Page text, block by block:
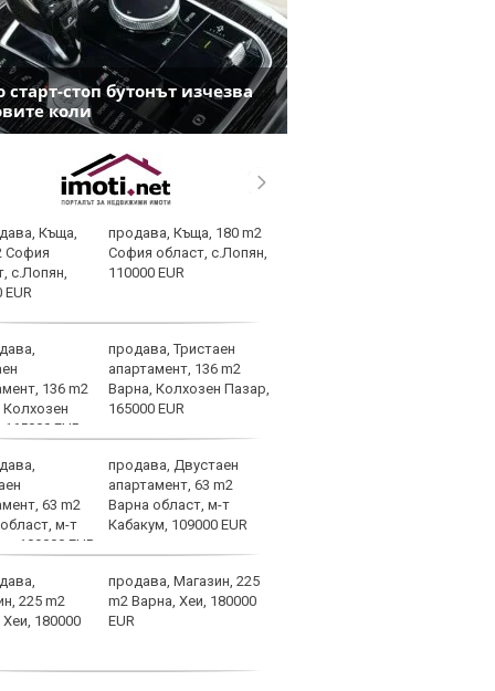
стоп бутонът изчезва
коли
продава, Къща, 180 m2
София област, с.Лопян,
110000 EUR
продава, Тристаен
апартамент, 136 m2
Варна, Колхозен Пазар,
165000 EUR
продава, Двустаен
апартамент, 63 m2
Варна област, м-т
Кабакум, 109000 EUR
продава, Магазин, 225
m2 Варна, Хеи, 180000
EUR